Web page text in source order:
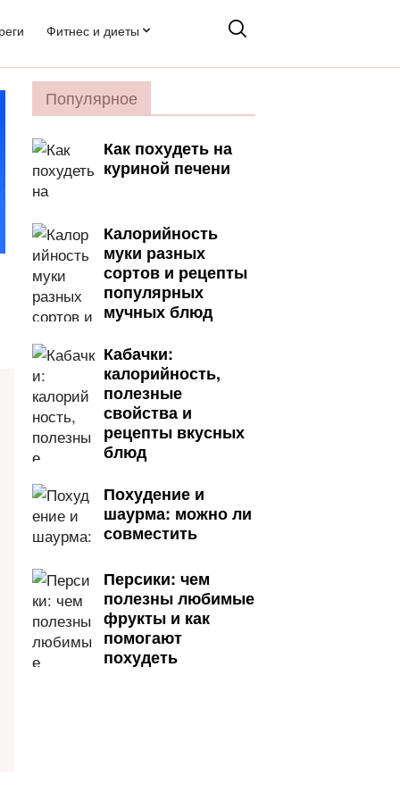
Фитнес и диеты
Популярное
Как похудеть на
куриной печени
Калорийность
муки разных
сортов и рецепты
популярных
мучных блюд
Кабачки:
калорийность,
полезные
свойства и
рецепты вкусных
блюд
Похудение и
шаурма: можно ли
совместить
Персики: чем
полезны любимые
фрукты и как
помогают
похудеть